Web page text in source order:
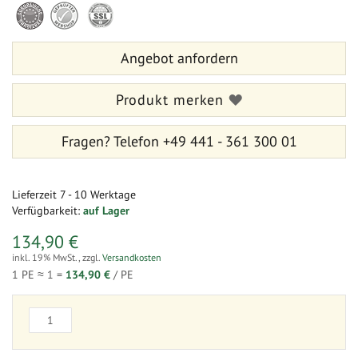
Lieferzeit 7 - 10 Werktage
Verfügbarkeit: auf Lager
134,90 €
inkl. 19% MwSt. zzgl. Versandkosten
1 PE ≈ 1 = 134,90 € / PE
Anfang
der
Bildergalerie
Angebot anfordern
Produkt merken
Fragen?Telefon +49 441 - 361 300 01